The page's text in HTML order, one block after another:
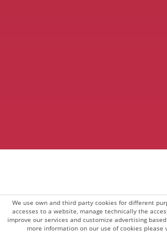
We use own and third party cookies for different
accesses to a website, manage technically the
improve our services and customize advertising
more information on our use of cookies please